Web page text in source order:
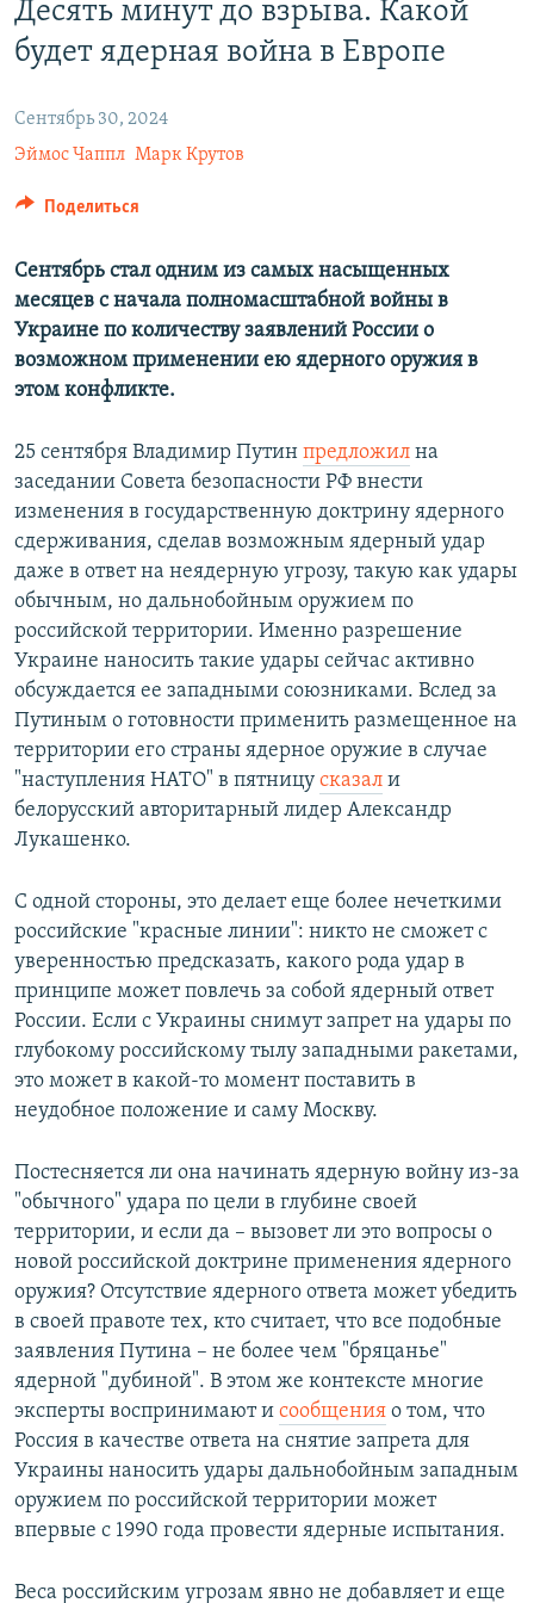
СПОРТ
МИР
БЛОГИ
ГОЛОСА
ЧИТАЕМ ПРЕССУ
АРХИВ РАДИОПРОГРАММЫ
Все сайты РСЕ/РС
Десять минут до взрыва. Какой
будет ядерная война в Европе
Сентябрь 30, 2024
Эймос Чаппл Марк Крутов
Поделиться
Сентябрь стал одним из самых насыщенных
месяцев с начала полномасштабной войны в
Украине по количеству заявлений России о
возможном применении ею ядерного оружия в
этом конфликте.
25 сентября Владимир Путин предложил на
заседании Совета безопасности РФ внести
изменения в государственную доктрину ядерного
сдерживания, сделав возможным ядерный удар
даже в ответ на неядерную угрозу, такую как удары
обычным, но дальнобойным оружием по
российской территории. Именно разрешение
Украине наносить такие удары сейчас активно
обсуждается ее западными союзниками. Вслед за
Путиным о готовности применить размещенное на
территории его страны ядерное оружие в случае
"наступления НАТО" в пятницу сказал и
белорусский авторитарный лидер Александр
Лукашенко.
С одной стороны, это делает еще более нечеткими
российские "красные линии": никто не сможет с
уверенностью предсказать, какого рода удар в
принципе может повлечь за собой ядерный ответ
России. Если с Украины снимут запрет на удары по
глубокому российскому тылу западными ракетами,
это может в какой-то момент поставить в
неудобное положение и саму Москву.
Постесняется ли она начинать ядерную войну из-за
"обычного" удара по цели в глубине своей
территории, и если да – вызовет ли это вопросы о
новой российской доктрине применения ядерного
оружия? Отсутствие ядерного ответа может убедить
в своей правоте тех, кто считает, что все подобные
заявления Путина – не более чем "бряцанье"
ядерной "дубиной". В этом же контексте многие
эксперты воспринимают и сообщения о том, что
Россия в качестве ответа на снятие запрета для
Украины наносить удары дальнобойным западным
оружием по российской территории может
впервые с 1990 года провести ядерные испытания.
Веса российским угрозам явно не добавляет и еще